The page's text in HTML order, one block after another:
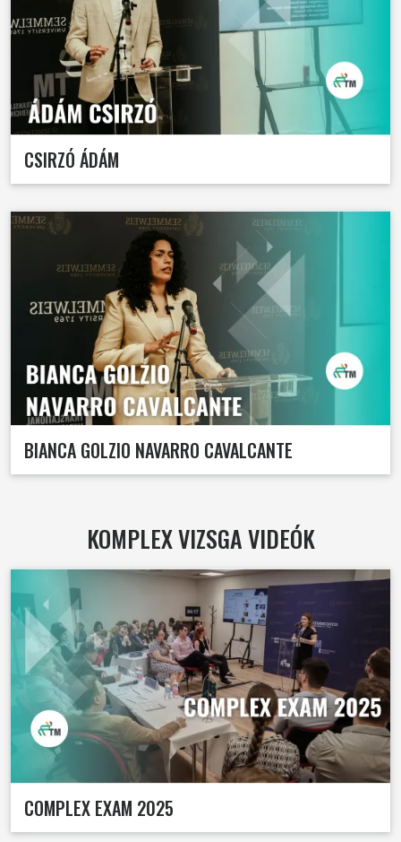
CSIRZÓ ÁDÁM
BIANCA GOLZIO NAVARRO CAVALCANTE
KOMPLEX VIZSGA VIDEÓK
COMPLEX EXAM 2025